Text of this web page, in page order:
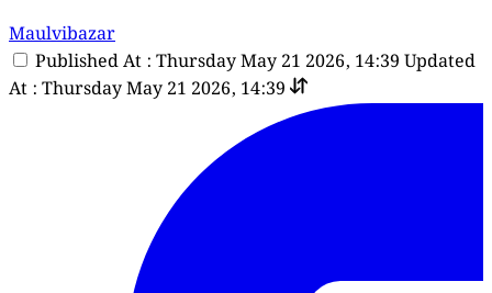
Maulvibazar
Published At : Thursday May 21 2026, 14:39 Updated
At : Thursday May 21 2026, 14:39